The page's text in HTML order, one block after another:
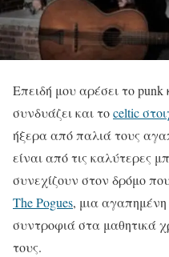
Επειδή μου αρέσει το punk
συνδυάζει και τοceltic
ήξερα από παλιά τους
είναι από τις καλύτερες
συνεχίζουν στον δρόμο
The Pogues, μια
συντροφιά στα μαθητικά
τους.